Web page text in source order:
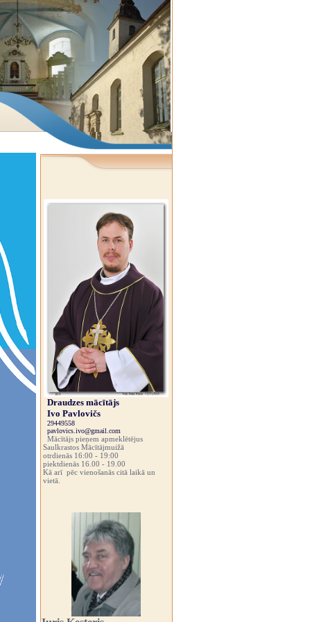
Draudzes mācītājs
Ivo Pavlovičs
29449558
pavlovics.ivo@gmail.com
Mācītājs pieņem apmeklētējus
Saulkrastos Mācītājmuižā
otrdienās 16:00 - 19:00
piektdienās 16.00 - 19.00
Kā arī pēc vienošanās citā laikā un
vietā.